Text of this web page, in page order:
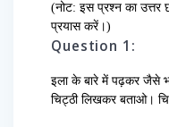
(नोट: इस प्रश्न का
प्रयास करें।)
Question 1:
इला के बारे में पढ़कर जैसे
चिट्ठी लिखकर बताओ।